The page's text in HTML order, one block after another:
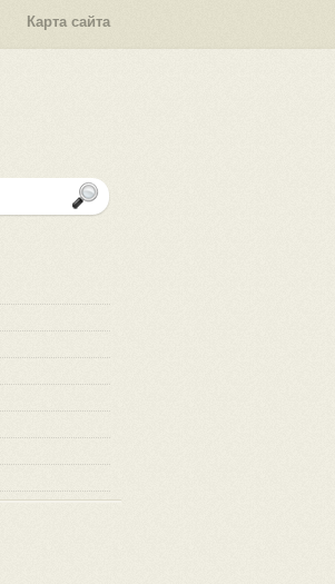
Карта сайта